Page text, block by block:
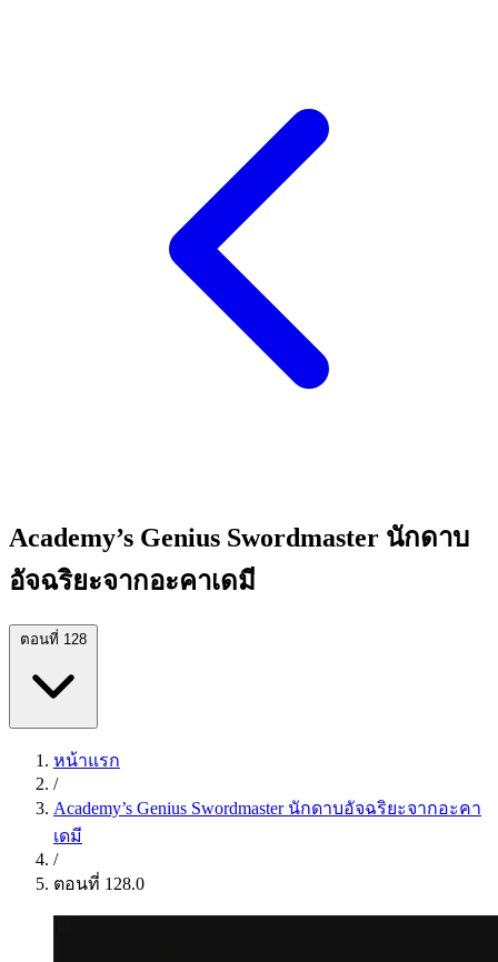
Academy’s Genius Swordmaster นักดาบ
อัจฉริยะจากอะคาเดมี
ตอนที่ 128
หน้าแรก
/
Academy’s Genius Swordmaster นักดาบอัจฉริยะจากอะคา
เดมี
/
ตอนที่ 128.0